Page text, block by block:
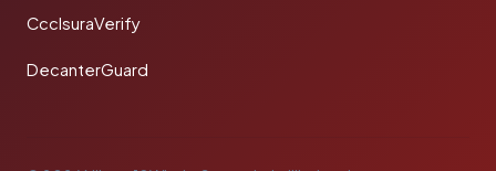
CcclsuraVerify
DecanterGuard